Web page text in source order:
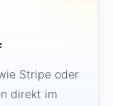
Stripe oder
direkt im